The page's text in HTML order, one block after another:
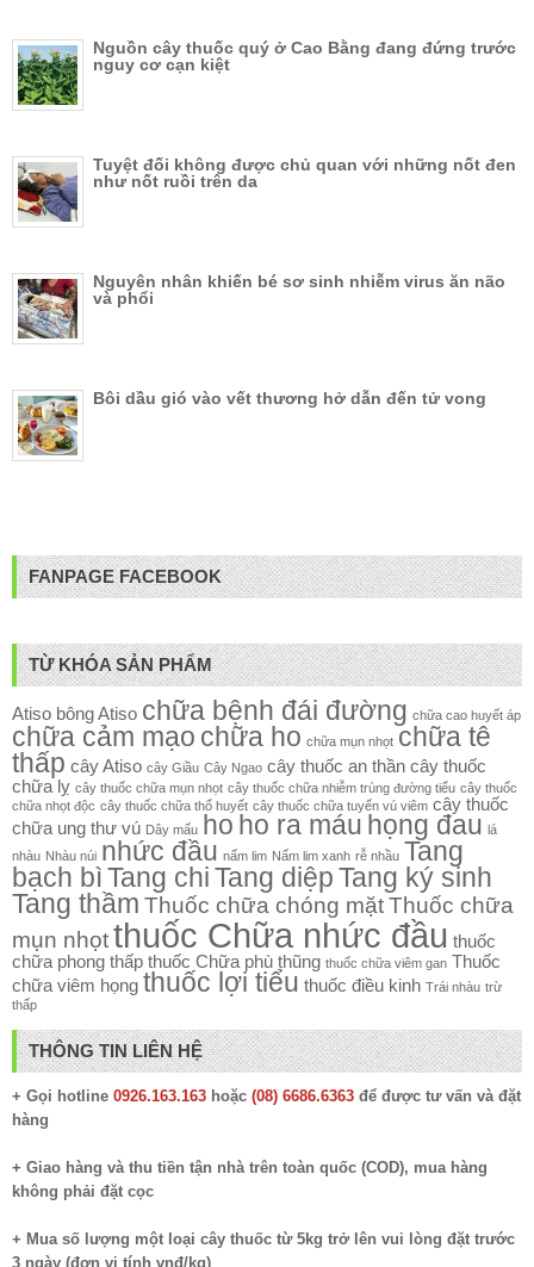
Nguồn cây thuốc quý ở Cao Bằng đang đứng trước
nguy cơ cạn kiệt
Tuyệt đối không được chủ quan với những nốt đen
như nốt ruồi trên da
Nguyên nhân khiến bé sơ sinh nhiễm virus ăn não
và phổi
Bôi dầu gió vào vết thương hở dẫn đến tử vong
FANPAGE FACEBOOK
TỪ KHÓA SẢN PHẨM
Atiso bông Atiso chữa bệnh đái đường chữa cao huyết áp
chữa cảm mạo chữa ho chữa mụn nhọt chữa tê
thấp cây Atiso cây Giầu Cây Ngao cây thuốc an thần cây thuốc
chữa lỵ cây thuốc chữa mụn nhọt cây thuốc chữa nhiễm trùng đường tiểu cây thuốc
chữa nhọt độc cây thuốc chữa thổ huyết cây thuốc chữa tuyến vú viêm cây thuốc
chữa ung thư vú Dây mấu ho ho ra máu họng đau lá
nhàu Nhàu núi nhức đầu nấm lim Nấm lim xanh rễ nhầu Tang
bạch bì Tang chi Tang diệp Tang ký sinh
Tang thầm Thuốc chữa chóng mặtThuốc chữa
mụn nhọtthuốc Chữa nhức đầu thuốc
chữa phong thấp thuốc Chữa phù thũng thuốc chữa viêm gan Thuốc
chữa viêm họng thuốc lợi tiểu thuốc điều kinh Trái nhàu trừ
thấp
THÔNG TIN LIÊN HỆ
+ Gọi hotline 0926.163.163 hoặc (08) 6686.6363 để được tư vấn và đặt
hàng
+ Giao hàng và thu tiền tận nhà trên toàn quốc (COD), mua hàng
không phải đặt cọc
+ Mua số lượng một loại cây thuốc từ 5kg trở lên vui lòng đặt trước
3 ngày (đơn vị tính vnđ/kg)